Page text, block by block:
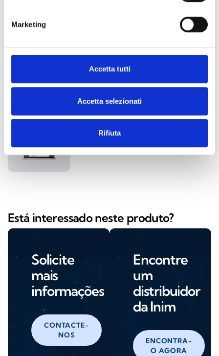
Marketing
Accetta tutti
Accetta selezionati
Rifiuta
SmartLook
IASS
Está interessado neste produto?
Solicite
mais
informações
CONTACTE-
NOS
Encontre
um
distribuidor
da Inim
ENCONTRA-
O AGORA